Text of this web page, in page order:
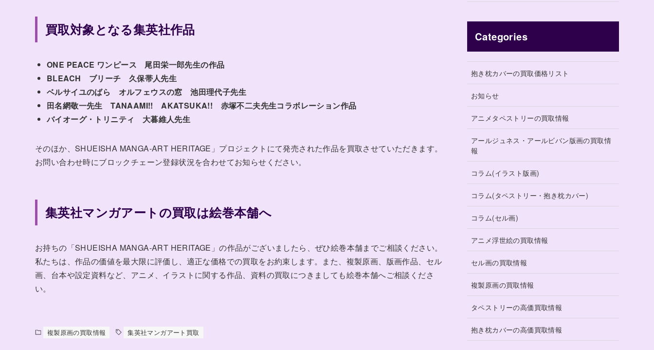
買取対象となる集英社作品
ONE PEACE ワンピース 尾田栄一郎先生の作品
BLEACH ブリーチ 久保帯人先生
ベルサイユのばら オルフェウスの窓 池田理代子先生
田名網敬一先生 TANAAMI!! AKATSUKA!! 赤塚不二夫先生コラボレーション作品
バイオーグ・トリニティ 大暮維人先生
そのほか、SHUEISHA MANGA-ART HERITAGE」プロジェクトにて発売された作品を買取させていただきます。
お問い合わせ時にブロックチェーン登録状況を合わせてお知らせください。
集英社マンガアートの買取は絵巻本舗へ
お持ちの「SHUEISHA MANGA-ART HERITAGE」の作品がございましたら、ぜひ絵巻本舗までご相談ください。
私たちは、作品の価値を最大限に評価し、適正な価格での買取をお約束します。また、複製原画、版画作品、セル
画、台本や設定資料など、アニメ、イラストに関する作品、資料の買取につきましても絵巻本舗へご相談くださ
い。
複製原画の買取情報 集英社マンガアート買取
Categories
抱き枕カバーの買取価格リスト
お知らせ
アニメタペストリーの買取情報
アールジュネス・アールビバン版画の買取情
報
コラム(イラスト版画)
コラム(タペストリー・抱き枕カバー)
コラム(セル画)
アニメ浮世絵の買取情報
セル画の買取情報
複製原画の買取情報
タペストリーの高価買取情報
抱き枕カバーの高価買取情報